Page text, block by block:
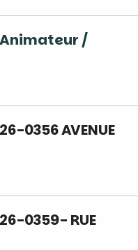
/
0356 AVENUE
0359- RUE